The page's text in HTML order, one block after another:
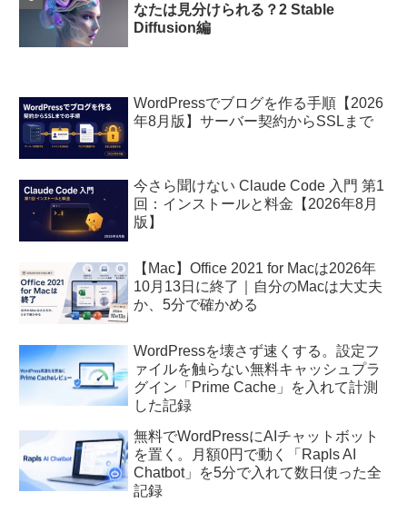
なたは見分けられる？2 Stable
Diffusion編
WordPressでブログを作る手順【2026
年8月版】サーバー契約からSSLまで
今さら聞けない Claude Code 入門 第1
回：インストールと料金【2026年8月
版】
【Mac】Office 2021 for Macは2026年
10月13日に終了｜自分のMacは大丈夫
か、5分で確かめる
WordPressを壊さず速くする。設定フ
ァイルを触らない無料キャッシュプラ
グイン「Prime Cache」を入れて計測
した記録
無料でWordPressにAIチャットボット
を置く。月額0円で動く「Rapls AI
Chatbot」を5分で入れて数日使った全
記録